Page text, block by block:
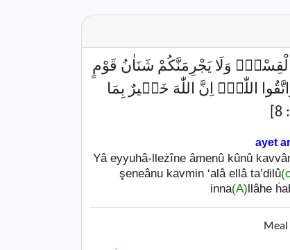
بِالْقِسْطِۘ وَلَا يَجْرِمَنَّكُمْ شَنَاٰنُ قَوْمٍ
اللّٰهَۜ اِنَّ اللّٰهَ خَب۪يرٌ بِمَا
: 8]
ayet
Yâ eyyuhâ-lleżîne âmenû kûnû
şeneânu kavmin ‘alâ ellâ ta’dilû
inna(A)llâhe
Meal